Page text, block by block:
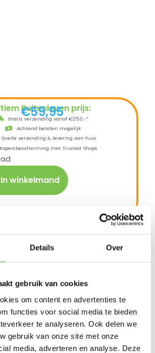
Details Over
gebruik van cookies
om content en advertenties te
functies voor social media te bieden
te analyseren. Ook delen we
gebruik van onze site met onze
media, adverteren en analyse. Deze
Buitenleven prijs:
€59,95
Gratis verzending vanaf €250,-*
Achteraf betalen mogelijk
Snelle verzending & levering aan huis
Kopersbescherming met Trusted Shops
In winkelmand
van AeroCover blijft uw
schoon, wordt slijtage beperkt,
gegaan en de levensduur
reduceren
en gaan roestvorming
heeft een hoge kleurechtheid
en door geverfde vezels.
AeroCover barbecue hoes
van uw kamado BBQ.
stoffen zijn 100%
naden zijn spatwaterdicht.